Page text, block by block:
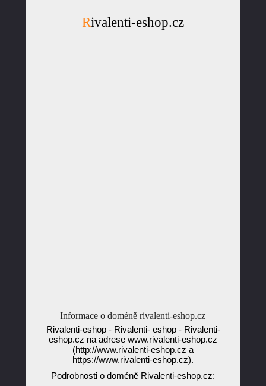
Rivalenti-eshop.cz
Informace o doméně rivalenti-eshop.cz
Rivalenti-eshop - Rivalenti- eshop - Rivalenti-
eshop.cz na adrese www.rivalenti-eshop.cz
(http://www.rivalenti-eshop.cz a
https://www.rivalenti-eshop.cz).
Podrobnosti o doméně Rivalenti-eshop.cz: